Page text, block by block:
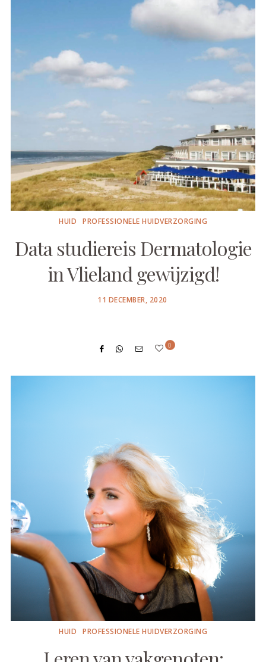
HUID PROFESSIONELE HUIDVERZORGING
Data studiereis Dermatologie
in Vlieland gewijzigd!
POSTED
11 DECEMBER, 2020
0
HUID PROFESSIONELE HUIDVERZORGING